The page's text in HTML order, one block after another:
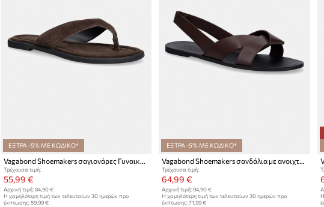
ΕΞΤΡΑ -5% ΜΕ ΚΩΔΙΚΟ*
Vagabond Shoemakers σαγιονάρες Γυναικεία σουέτ ZAIDA
Τρέχουσα τιμή:
55,99 €
Αρχική τιμή: 84,90 €
Η χαμηλότερη τιμή των τελευταίων 30 ημερών προ
έκπτωσης: 59,99 €
ΕΞΤΡΑ -5% ΜΕ ΚΩΔΙΚΟ*
Vagabond Shoemakers σανδάλια με ανοιχτό τακούνι Γυναικεία δέρμα TIA 2.0
Τρέχουσα τιμή:
64,99 €
Αρχική τιμή: 94,90 €
Η χαμηλότερη τιμή των τελευταίων 30 ημερών προ
έκπτωσης: 71,99 €